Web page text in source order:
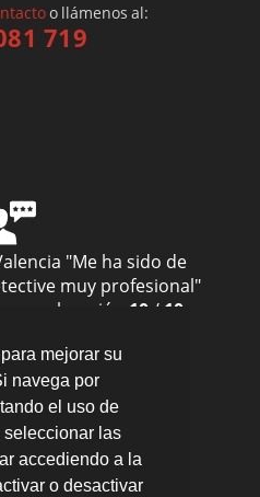
mejorar su
navega por
el uso de
las
accediendo a la
o desactivar
o llámenos al:
719
"Me ha sido de
muy profesional"
valoración 10 / 10
legal · LSSI · Política de